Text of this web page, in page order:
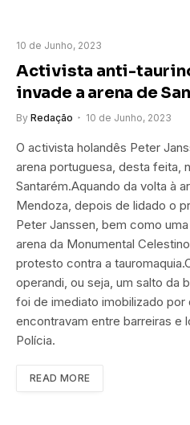
10 de Junho, 2023
Activista anti-
invade a arena de
By Redação 10 de Junho, 2023
O activista holandês Peter
arena portuguesa, desta feita,
Santarém.Aquando da volta à
Mendoza, depois de lidado o
Peter Janssen, bem como
arena da Monumental
protesto contra a
operandi, ou seja, um salto da
foi de imediato imobilizado
encontravam entre barreiras e
Polícia.
READ MORE